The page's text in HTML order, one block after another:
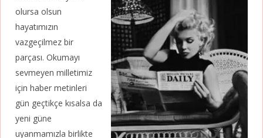
olursa olsun
hayatımızın
vazgeçilmez bir
parçası. Okumayı
sevmeyen milletimiz
için haber metinleri
gün geçtikçe kısalsa da
yeni güne
uyanmamızla birlikte